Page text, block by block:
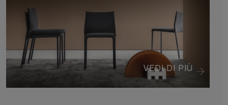
VEDI DI PIÙ